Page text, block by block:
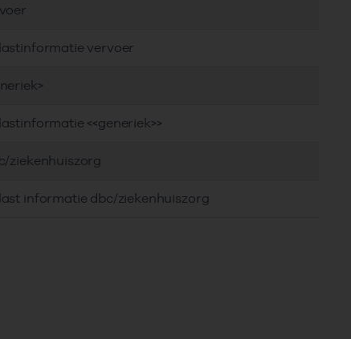
vervoer
<<generiek>>
ziekenhuiszorg
informatie dbc/ziekenhuiszorg